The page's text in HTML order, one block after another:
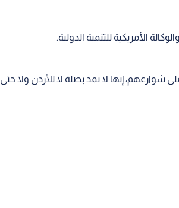
الأمريكية للتنمية الدولية.
شوارعهم، إنها لا تمد بصلة لا للأردن ولا حتى